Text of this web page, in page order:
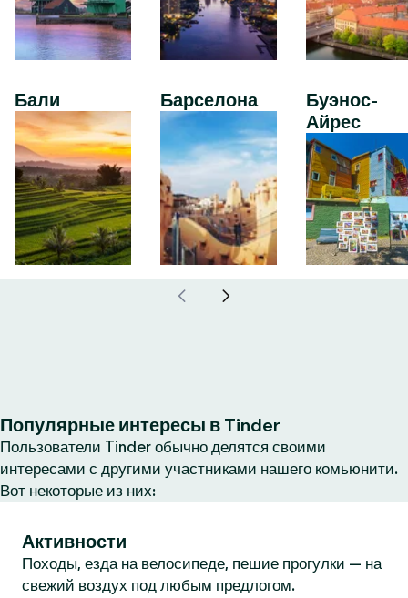
Бали Барселона
Буэнос-
Айрес
Популярные интересы в Tinder
Пользователи Tinder обычно делятся своими
интересами с другими участниками нашего комьюнити.
Вот некоторые из них:
Активности
Походы, езда на велосипеде, пешие прогулки — на
свежий воздух под любым предлогом.